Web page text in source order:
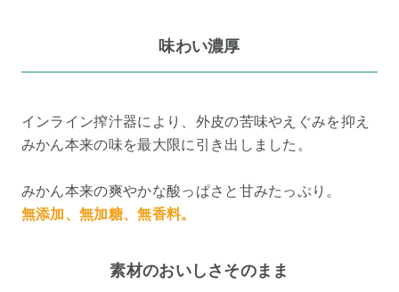
味わい濃厚
インライン搾汁器により、外皮の苦味やえぐみを抑え
みかん本来の味を最大限に引き出しました。
みかん本来の爽やかな酸っぱさと甘みたっぷり。
無添加、無加糖、無香料。
素材のおいしさそのまま